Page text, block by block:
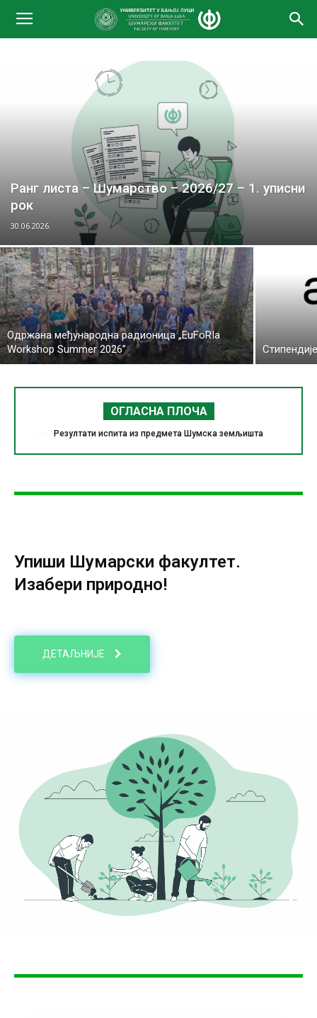
Ранг листа – Шумарство – 2026/27 – 1. уписни
рок
30.06.2026.
Одржана међународна радионица „EuFoRIa
Workshop Summer 2026”
ОГЛАСНА ПЛОЧА
Резултати испита из предмета Шумска земљишта
Упиши Шумарски факултет.
Изабери природно!
ДЕТАЉНИЈЕ